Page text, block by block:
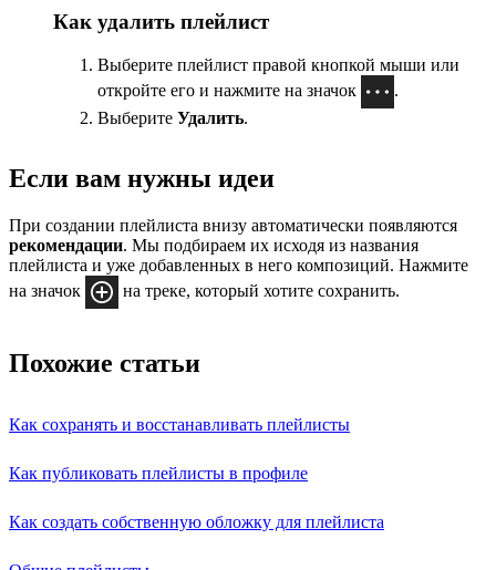
Как удалить плейлист
Выберите плейлист правой кнопкой мыши или
откройте его и нажмите на значок
.
Выберите Удалить.
Если вам нужны идеи
При создании плейлиста внизу автоматически появляются
рекомендации. Мы подбираем их исходя из названия
плейлиста и уже добавленных в него композиций. Нажмите
на значок
на треке, который хотите сохранить.
Похожие статьи
Как сохранять и восстанавливать плейлисты
Как публиковать плейлисты в профиле
Как создать собственную обложку для плейлиста